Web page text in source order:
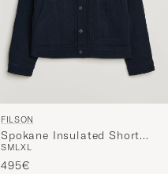
FILSON
Spokane Insulated Short
Cruiser Navy
SMLXL
495€